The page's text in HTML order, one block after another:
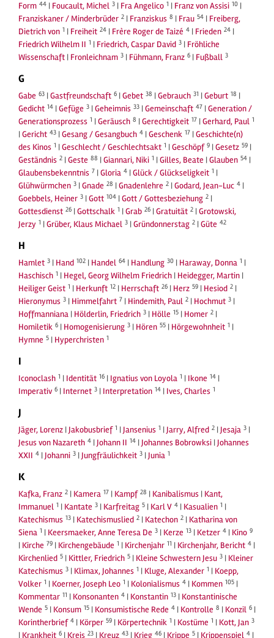
Form 44 | Foucault, Michel 3 | Fra Angelico 1 | Franz von Assisi 10 |
Franziskaner / Minderbrüder 2 | Franziskus 8 | Frau 54 | Freiberg,
Dietrich von 1 | Freiheit 24 | Frère Roger de Taizé 4 | Frieden 24 |
Friedrich Wilhelm II 1 | Friedrich, Caspar David 3 | Fröhliche
Wissenschaft | Fronleichnam 3 | Fühmann, Franz 6 | Fußball 3
G
Gabe 63 |Gastfreundschaft 6 |Gebet 38 |Gebrauch 31 |Geburt 18 |
Gedicht 14 |Gefüge 3 |Geheimnis 33 |Gemeinschaft 47 |Generation /
Generationsprozess 1 |Geräusch 8 |Gerechtigkeit 17 |Gerhard, Paul 1
|Gericht 43 |Gesang / Gesangbuch 4 |Geschenk 17 |Geschichte(n)
des Kinos 1 |Geschlecht / Geschlechtsakt 1 |Geschöpf 9 |Gesetz 59 |
Geständnis 2 |Geste 88 |Giannari, Niki 1 |Gilles, Beate |Glauben 54 |
Glaubensbekenntnis 7 |Gloria 4 |Glück / Glückseligkeit 1 |
Glühwürmchen 3 |Gnade 28 |Gnadenlehre 2 |Godard, Jean-Luc 4 |
Goebbels, Heiner 3 |Gott 104 |Gott / Gottesbeziehung 2 |
Gottesdienst 26 |Gottschalk 1 |Grab 26 |Gratuität 2 |Grotowski,
Jerzy 1 |Grüber, Klaus Michael 3 |Gründonnerstag 2 |Güte 42
H
Hamlet 3 | Hand 102 | Handel 64 | Handlung 30 | Haraway, Donna 1 |
Haschisch 1 | Hegel, Georg Wilhelm Friedrich | Heidegger, Martin |
Heiliger Geist 1 | Herkunft 12 | Herrschaft 26 | Herz 59 | Hesiod 2 |
Hieronymus 3 | Himmelfahrt 7 | Hindemith, Paul 2 | Hochmut 3 |
Hoffmanniana | Hölderlin, Friedrich 3 | Hölle 15 | Homer 2 |
Homiletik 6 | Homogenisierung 3 | Hören 55 | Hörgewohnheit 1 |
Hymne 5 | Hyperchristen 1
I
Iconoclash 1 | Identität 16 | Ignatius von Loyola 1 | Ikone 14 |
Imperativ 6 | Internet 3 | Interpretation 14 | Ives, Charles 1
J
Jäger, Lorenz | Jakobusbrief 1 | Jansenius 1 | Jarry, Alfred 2 | Jesaja 3 |
Jesus von Nazareth 4 | Johann II 14 | Johannes Bobrowksi | Johannes
XXII 4 | Johanni 3 | Jungfräulichkeit 3 | Junia 1
K
Kafka, Franz 2 | Kamera 17 | Kampf 28 | Kanibalismus | Kant,
Immanuel 1 | Kantate 3 | Karfreitag 5 | Karl V 4 | Kasualien 1 |
Katechismus 13 | Katechismuslied 2 | Katechon 2 | Katharina von
Siena 1 | Keersmaeker, Anne Teresa De 3 | Kerze 13 | Ketzer 4 | Kino 9
| Kirche 79 | Kirchengebäude 1 | Kirchenjahr 11 | Kirchenjahr, Bericht 4 |
Kirchenlied 5 | Kittler, Friedrich 5 | Kleine Schwestern Jesu 3 | Kleiner
Katechismus 3 | Klimax, Johannes 1 | Kluge, Alexander 1 | Koepp,
Volker 1 | Koerner, Joseph Leo 1 | Kolonialismus 4 | Kommen 105 |
Kommentar 11 | Konsonanten 4 | Konstantin 13 | Konstantinische
Wende 5 | Konsum 15 | Konsumistische Rede 4 | Kontrolle 8 | Konzil 6 |
Korintherbrief 4 | Körper 59 | Körpertechnik 1 | Kostüme 1 | Kott, Jan 3
| Krankheit 6 | Kreis 23 | Kreuz 43 | Krieg 46 | Krippe 5 | Krippenspiel 4 |